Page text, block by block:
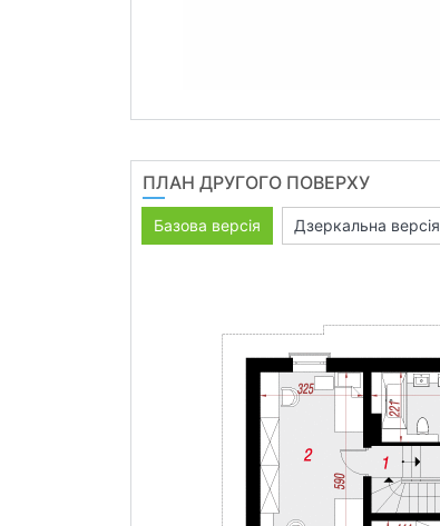
ПЛАН ДРУГОГО ПОВЕРХУ
Базова версія Дзеркальна версія